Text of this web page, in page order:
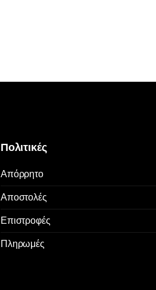
Πολιτικές
Απόρρητο
Αποστολές
Επιστροφές
Πληρωμές